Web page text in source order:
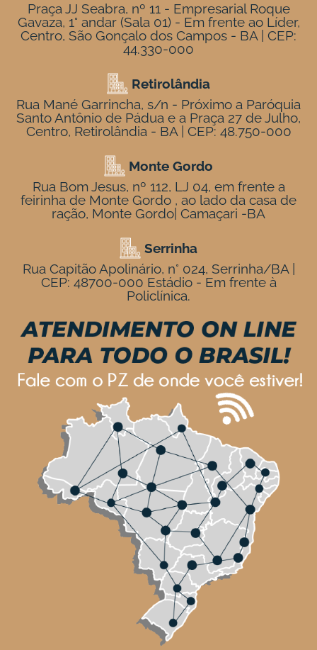
Praça JJ Seabra, nº 11 - Empresarial Roque
Gavaza, 1° andar (Sala 01) - Em frente ao Líder,
Centro, São Gonçalo dos Campos - BA | CEP:
44.330-000
Retirolândia
Rua Mané Garrincha, s/n - Próximo a Paróquia
Santo Antônio de Pádua e a Praça 27 de Julho,
Centro, Retirolândia - BA | CEP: 48.750-000
Monte Gordo
Rua Bom Jesus, nº 112, LJ 04, em frente a
feirinha de Monte Gordo , ao lado da casa de
ração, Monte Gordo| Camaçari -BA
Serrinha
Rua Capitão Apolinário, n° 024, Serrinha/BA |
CEP: 48700-000 Estádio - Em frente à
Policlínica.